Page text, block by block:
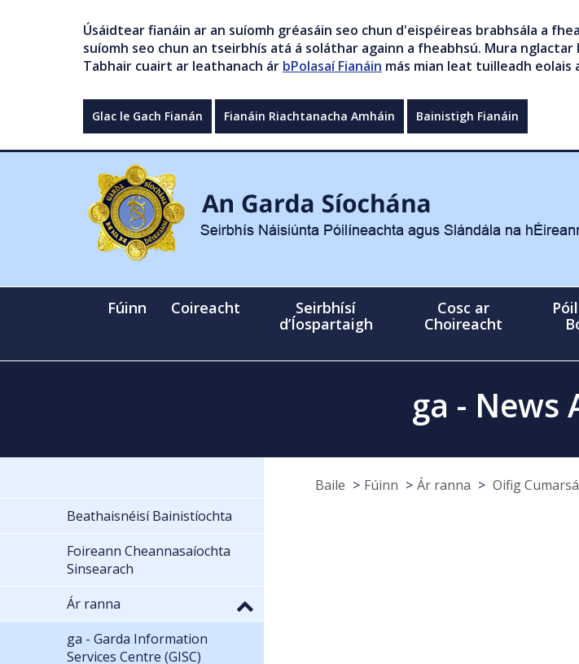
Úsáidtear fianáin ar an suíomh gréasáin seo chun d'eispéireas brabhsála a
suíomh seo chun an tseirbhís atá á soláthar againn a fheabhsú. Mura
Tabhair cuairt ar leathanach ár bPolasaí Fianáin más mian leat tuilleadh eolais
Glac le Gach Fianán Fianáin Riachtanacha Amháin Bainistigh Fianáin
Fúinn Coireacht
Seirbhísí
d’Íospartaigh
Cosc ar
Choireacht
ga - News
Baile Fúinn Ár ranna Oifig
Beathaisnéisí Bainistíochta
Foireann Cheannasaíochta
Sinsearach
Ár ranna
ga - Garda Information
Services Centre (GISC)